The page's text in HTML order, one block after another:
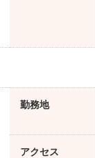
勤務地
アクセス